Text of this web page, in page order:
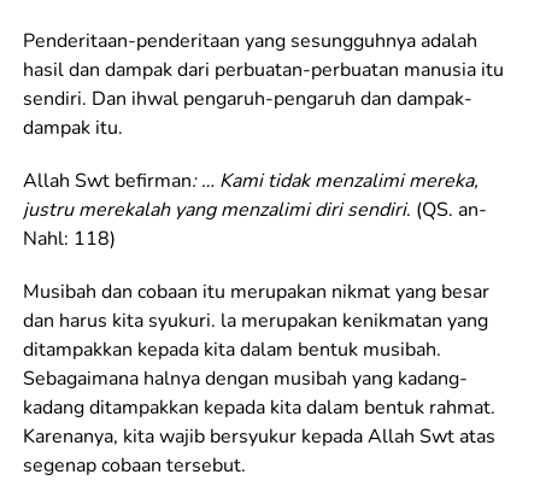
Penderitaan-penderitaan yang sesungguhnya adalah
hasil dan dampak dari perbuatan-perbuatan manusia itu
sendiri. Dan ihwal pengaruh-pengaruh dan dampak-
dampak itu.
Allah Swt befirman: … Kami tidak menzalimi mereka,
justru merekalah yang menzalimi diri sendiri. (QS. an-
Nahl: 118)
Musibah dan cobaan itu merupakan nikmat yang besar
dan harus kita syukuri. la merupakan kenikmatan yang
ditampakkan kepada kita dalam bentuk musibah.
Sebagaimana halnya dengan musibah yang kadang-
kadang ditampakkan kepada kita dalam bentuk rahmat.
Karenanya, kita wajib bersyukur kepada Allah Swt atas
segenap cobaan tersebut.